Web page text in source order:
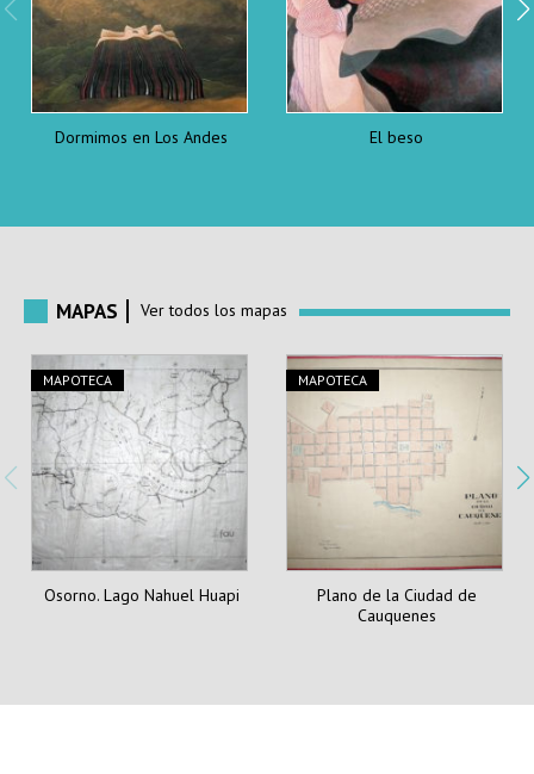
Dormimos en Los Andes El beso
MAPAS Ver todos los mapas
MAPAS
MAPOTECA
Osorno. Lago Nahuel Huapi
MAPAS
MAPOTECA
Plano de la Ciudad de
Cauquenes